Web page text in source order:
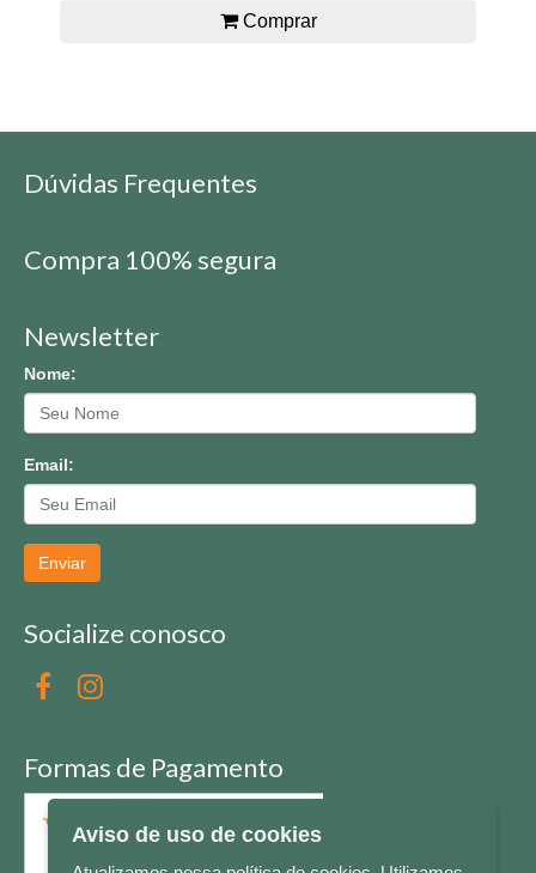
Comprar
Dúvidas Frequentes
Compra 100% segura
Newsletter
Nome:
Email:
Enviar
Socialize conosco
Formas de Pagamento
Aviso de uso de cookies